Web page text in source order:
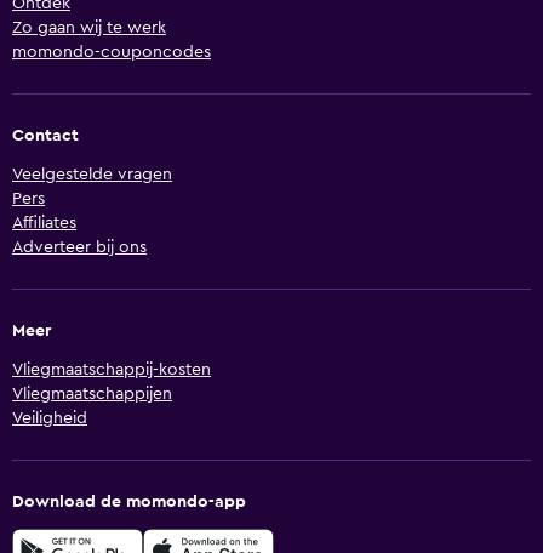
Ontdek
Zo gaan wij te werk
momondo-couponcodes
Contact
Veelgestelde vragen
Pers
Affiliates
Adverteer bij ons
Meer
Vliegmaatschappij-kosten
Vliegmaatschappijen
Veiligheid
Download de momondo-app